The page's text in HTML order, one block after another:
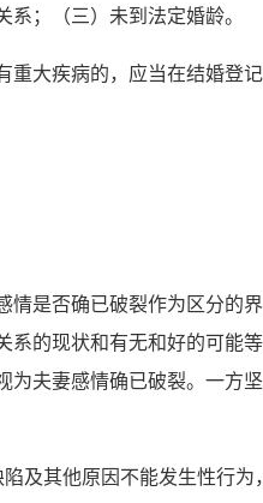
；（三）未到法定婚龄。
疾病的，应当在结婚登记
是否确已破裂作为区分的
的现状和有无和好的可能
夫妻感情确已破裂。一方
其他原因不能发生性行为